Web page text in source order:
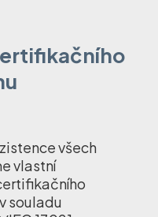
všech
vlastní
souladu